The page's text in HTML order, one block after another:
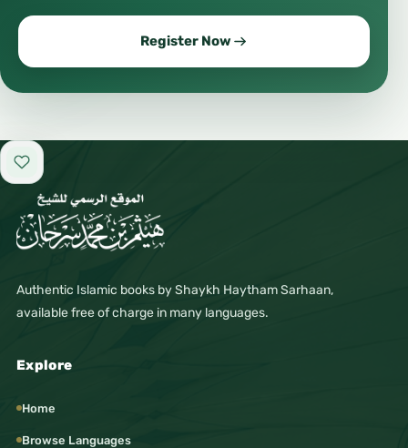
Register Now
Add to favorites
Authentic Islamic books by Shaykh Haytham Sarhaan,
available free of charge in many languages.
Explore
Home
Browse Languages